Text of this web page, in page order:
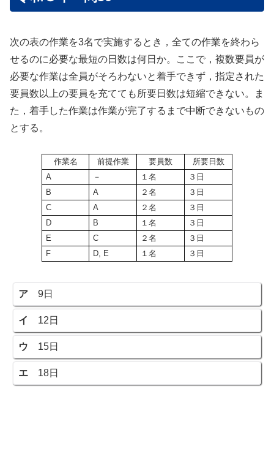
次の表の作業を3名で実施するとき，全ての作業を終わら
せるのに必要な最短の日数は何日か。ここで，複数要員が
必要な作業は全員がそろわないと着手できず，指定された
要員数以上の要員を充てても所要日数は短縮できない。ま
た，着手した作業は作業が完了するまで中断できないもの
とする。
作業名 前提作業 要員数
所要日数
A
－ １名
３日
B
A ２名
３日
C
A ２名
３日
D
B １名
３日
E
C ２名
３日
F
D, E １名 ３日
ア 9日
イ 12日
ウ 15日
エ 18日